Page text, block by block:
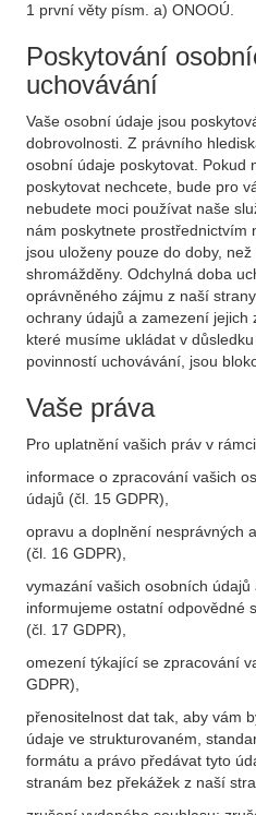
1 první věty písm. a) ONOOÚ.
Poskytování
uchovávání
Vaše osobní údaje jsou
dobrovolnosti. Z právního
osobní údaje poskytovat. Pokud
poskytovat nechcete, bude pro
nebudete moci používat naše
nám poskytnete prostřednictvím
jsou uloženy pouze do doby,
shromážděny. Odchylná doba
oprávněného zájmu z naší
ochrany údajů a zamezení jejich
které musíme ukládat v
povinností uchovávání, jsou
Vaše práva
Pro uplatnění vašich práv v
informace o zpracování vašich
údajů (čl. 15 GDPR),
opravu a doplnění nesprávných
(čl. 16 GDPR),
vymazání vašich osobních údajů
informujeme ostatní odpovědné
(čl. 17 GDPR),
omezení týkající se zpracování
GDPR),
přenositelnost dat tak, aby vám
údaje ve strukturovaném,
formátu a právo předávat tyto
stranám bez překážek z naší